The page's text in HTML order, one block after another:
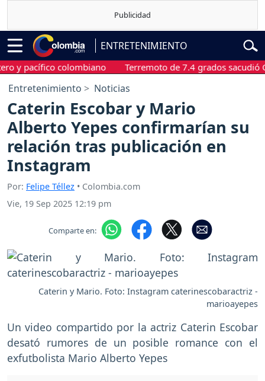
ENTRETENIMIENTO
colombiano Terremoto de 7.4 grados sacudió
Entretenimiento Noticias
Caterin Escobar y Mario
Alberto Yepes confirmarían su
relación tras publicación en
Instagram
Por: Felipe Téllez • Colombia.com
Vie, 19 Sep 2025 12:19 pm
Comparte en:
Caterin y Mario. Foto: Instagram caterinescobaractriz -
marioayepes
Un video compartido por la actriz Caterin Escobar
desató rumores de un posible romance con el
exfutbolista Mario Alberto Yepes